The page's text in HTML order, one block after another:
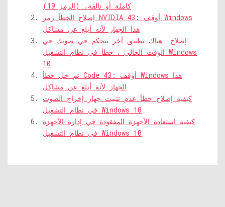
كاملة أو تالفة. (الرمز 19)
إصلاح الخطأ رمز NVIDIA 43: أوقف Windows
هذا الجهاز لأنه أبلغ عن مشاكل
إصلاح- هناك تطبيق آخر يتحكم في صوتك في
الوقت الحالي ، خطأ في نظام التشغيل Windows
10
تم حل خطأ Code 43: أوقف Windows هذا
الجهاز لأنه أبلغ عن مشاكل
كيفية إصلاح خطأ عدم تثبيت جهاز إخراج الصوت
في نظام التشغيل Windows 10
كيفية استعادة الأجهزة المفقودة في إدارة الأجهزة
في نظام التشغيل Windows 10